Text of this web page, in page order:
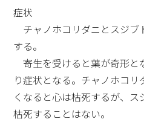
症状
チャノホコリダニとスジブ
する。
寄生を受けると葉が奇形と
り症状となる。チャノホコ
くなると心は枯死するが、
枯死することはない。